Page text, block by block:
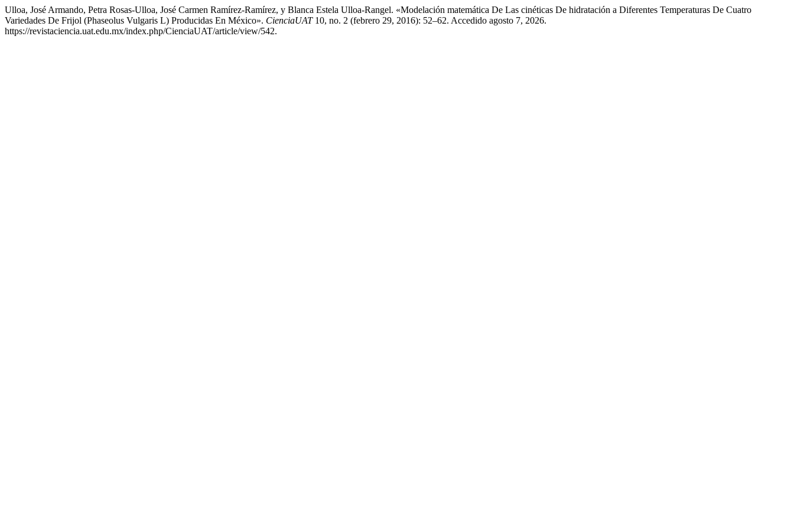
Ulloa, José Armando, Petra Rosas-Ulloa, José Carmen Ramírez-Ramírez, y Blanca Estela Ulloa-Rangel. «Modelación matemática De Las cinéticas De hidratación a Diferentes Temperaturas De Cuatro
Variedades De Frijol (Phaseolus Vulgaris L) Producidas En México». CienciaUAT10, no. 2 (febrero 29, 2016): 52–62. Accedido agosto 7, 2026.
https://revistaciencia.uat.edu.mx/index.php/CienciaUAT/article/view/542.